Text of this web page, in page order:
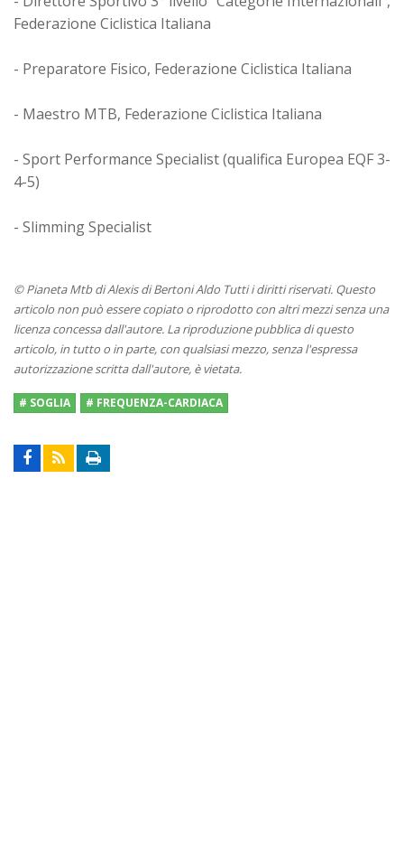
Federazione Ciclistica Italiana
- Preparatore Fisico, Federazione Ciclistica Italiana
- Maestro MTB, Federazione Ciclistica Italiana
- Sport Performance Specialist (qualifica Europea EQF 3-
4-5)
- Slimming Specialist
© Pianeta Mtb di Alexis di Bertoni Aldo Tutti i diritti riservati. Questo
articolo non può essere copiato o riprodotto con altri mezzi senza una
licenza concessa dall'autore. La riproduzione pubblica di questo
articolo, in tutto o in parte, con qualsiasi mezzo, senza l'espressa
autorizzazione scritta dall'autore, è vietata.
# SOGLIA # FREQUENZA-CARDIACA